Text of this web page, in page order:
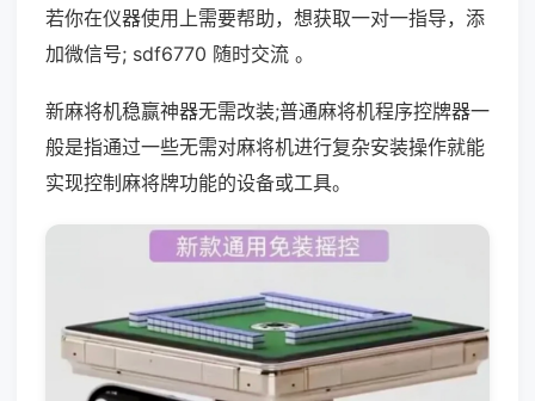
若你在仪器使用上需要帮助，想获取一对一指导，添
加微信号; sdf6770 随时交流 。
新麻将机稳赢神器无需改装;普通麻将机程序控牌器一
般是指通过一些无需对麻将机进行复杂安装操作就能
实现控制麻将牌功能的设备或工具。